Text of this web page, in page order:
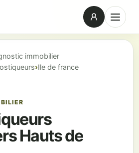
immobilier
Ile de france
Hauts de